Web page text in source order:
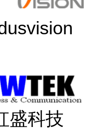
盛科技